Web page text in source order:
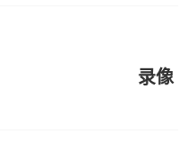
录像